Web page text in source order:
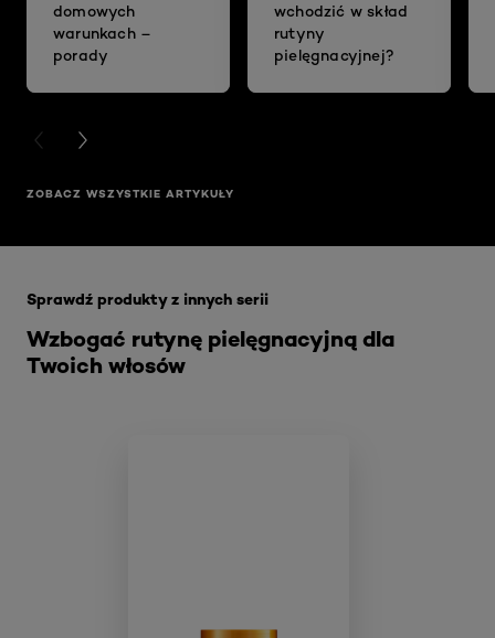
domowych
warunkach –
porady
wchodzić w skład
rutyny
pielęgnacyjnej?
PREVIOUS CARD
NEXT CARD
ZOBACZ WSZYSTKIE ARTYKUŁY
Wzbogać rutynę pielęgnacyjną dla
Twoich włosów
Sprawdź produkty z innych serii